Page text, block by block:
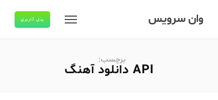
وان سرویس پنل کاربری
برچسب:
API دانلود آهنگ